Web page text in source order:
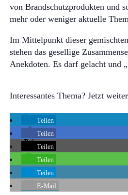
von Brandschutzprodukten und
mehr oder weniger aktuelle
Im Mittelpunkt dieser
stehen das gesellige
Anekdoten. Es darf gelacht und
Interessantes Thema? Jetzt
Teilen
Teilen
Teilen
Teilen
Teilen
E-Mail